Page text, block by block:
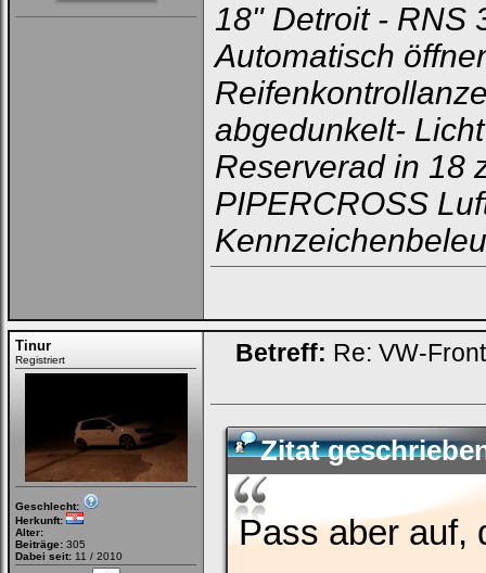
18" Detroit - RNS
Automatisch
abgedunkelt-
Reserverad in 18
PIPERCROSS
Tinur
Registriert
Geschlecht:
Herkunft:
Alter:
Beiträge: 305
Dabei seit: 11 / 2010
Betreff: Re: VW-
Zitat
Pass aber auf,